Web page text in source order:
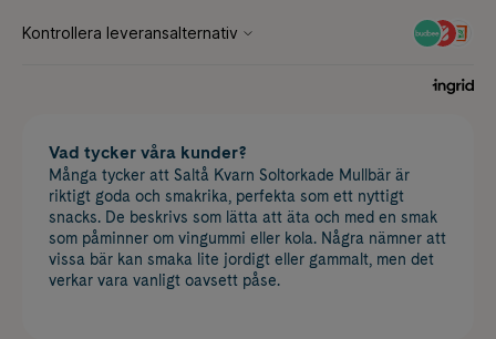
Vad tycker våra kunder?
Många tycker att Saltå Kvarn Soltorkade Mullbär är
riktigt goda och smakrika, perfekta som ett nyttigt
snacks. De beskrivs som lätta att äta och med en smak
som påminner om vingummi eller kola. Några nämner att
vissa bär kan smaka lite jordigt eller gammalt, men det
verkar vara vanligt oavsett påse.